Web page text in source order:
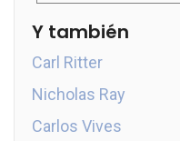
Y también
Carl Ritter
Nicholas Ray
Carlos Vives